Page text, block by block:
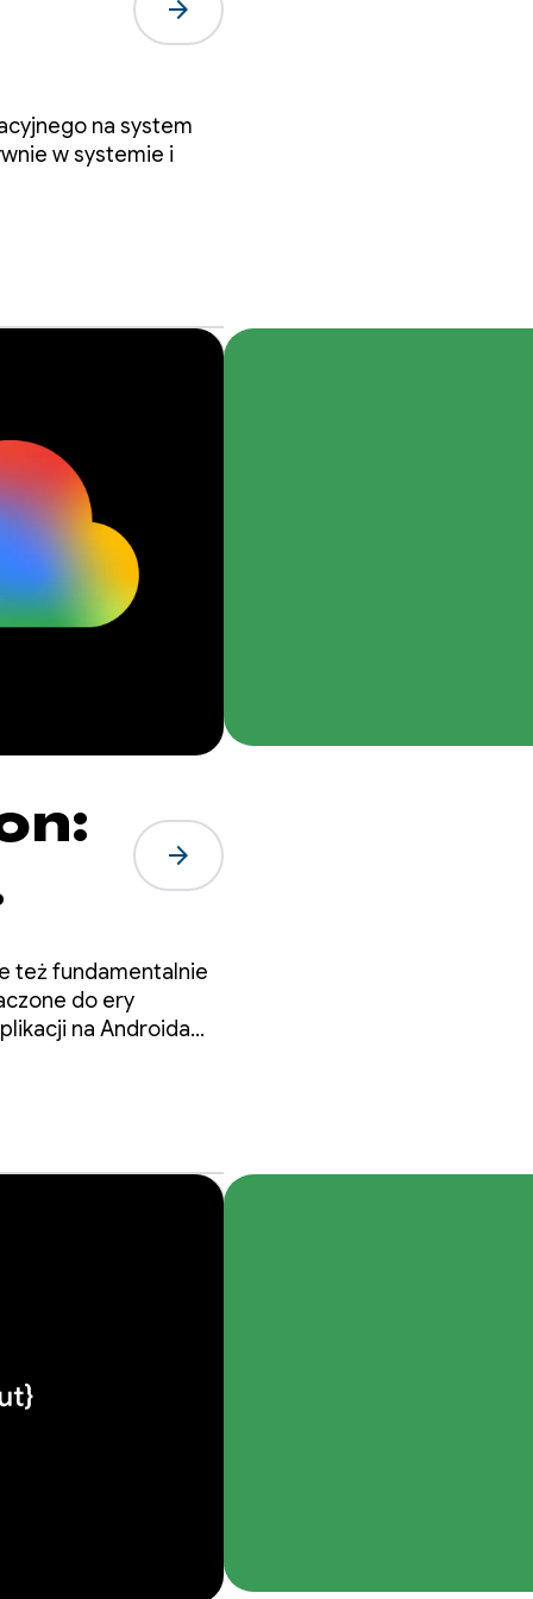
arrow_forward
na system
w systemie i
arrow_forward
też fundamentalnie
do ery
na Androida